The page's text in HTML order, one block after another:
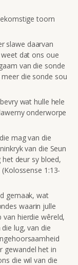
toorn
slawe daarvan
dat ons oue
van die sonde
die sonde sou
wat hulle hele
onderworpe
mag van die
van die Seun
deur sy bloed,
1:13-
gemaak, wat
waarin julle
hierdie wêreld,
lug, van die
gewandel het in
die wil van die